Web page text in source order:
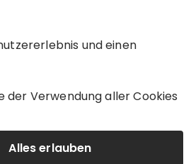
und einen
der Verwendung aller Cookies
Alles erlauben